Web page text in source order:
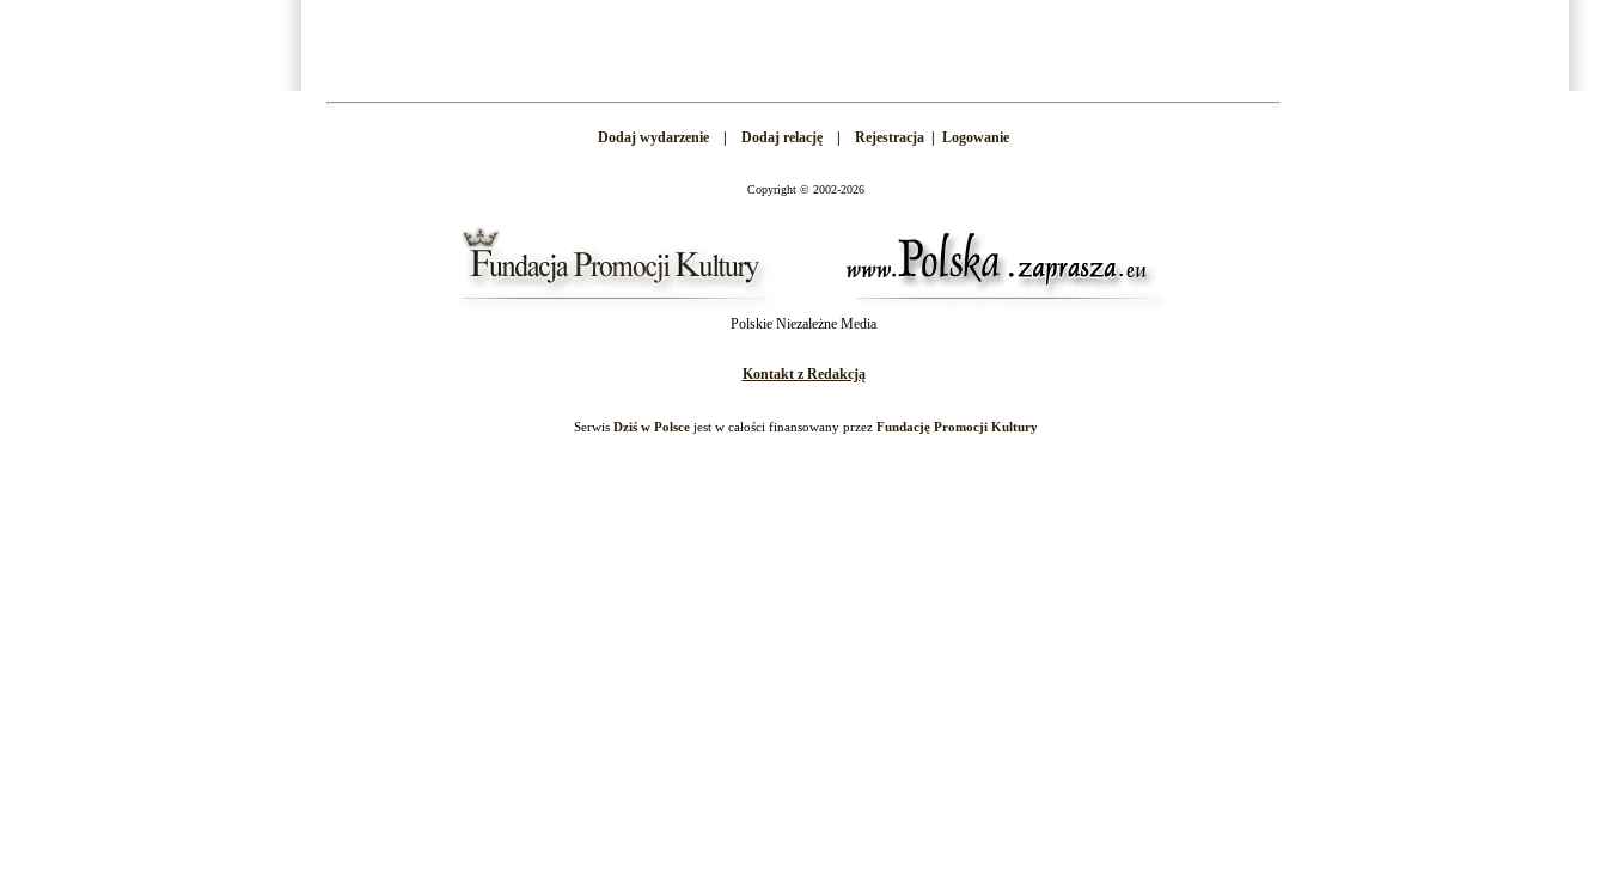
Dodaj wydarzenie Dodaj relację Rejestracja Logowanie
Copyright ©2002-2026
Polskie Niezależne Media
Kontakt z Redakcją
Serwis Dziś w Polscejest w całości finansowany przez Fundację Promocji Kultury